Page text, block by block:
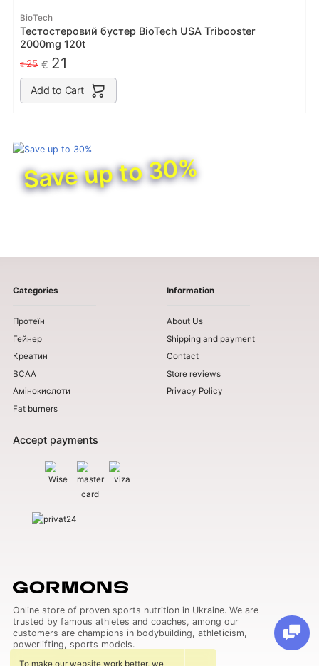
BioTech
Тестостеровий бустер BioTech USA Tribooster
2000mg 120t
€25 € 21
Add to Cart
Save up to 30%
To make our website work better, we
Categories
Протеїн
Гейнер
Креатин
BCAA
Амінокислоти
Fat burners
Information
About Us
Shipping and payment
Contact
Store reviews
Privacy Policy
Accept payments
Online store of proven sports nutrition in Ukraine. We are
trusted by famous athletes and coaches, among our
customers are champions in bodybuilding, athleticism,
powerlifting, sports models.